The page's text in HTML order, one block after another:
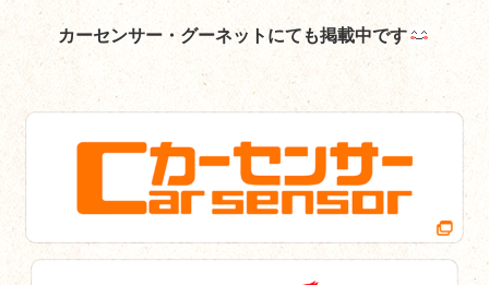
カーセンサー・グーネットにても掲載中です